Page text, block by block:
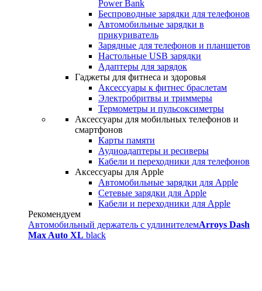
Power Bank
Беспроводные зарядки для телефонов
Автомобильные зарядки в
прикуриватель
Зарядные для телефонов и планшетов
Настольные USB зарядки
Адаптеры для зарядок
Гаджеты для фитнеса и здоровья
Аксессуары к фитнес браслетам
Электробритвы и триммеры
Термометры и пульсоксиметры
Аксессуары для мобильных телефонов и
смартфонов
Карты памяти
Аудиоадаптеры и ресиверы
Кабели и переходники для телефонов
Аксессуары для Apple
Автомобильные зарядки для Apple
Сетевые зарядки для Apple
Кабели и переходники для Apple
Рекомендуем
Автомобильный держатель с удлинителемArroys Dash
Max Auto XL black